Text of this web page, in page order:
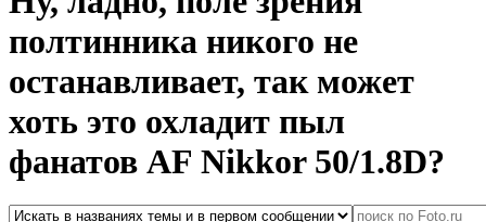
полтинника никого не
останавливает, так может
хоть это охладит пыл
фанатов AF Nikkor 50/1.8D?